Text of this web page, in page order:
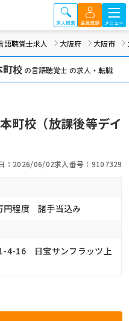
語聴覚士求人 大阪府 大阪市
町校の言語聴覚士 の求人・転職
町校（放課後等デイ
：2026/06/02求人番号：9107329
円程度 諸手当込み
4-16 日宝サンフラッツ上